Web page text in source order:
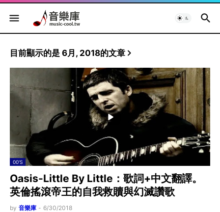
目前顯示的是 6月, 2018的文章
00'S
Oasis-Little By Little：歌詞+中文翻譯。
英倫搖滾帝王的自我救贖與幻滅讚歌
by 音樂庫 - 6/30/2018